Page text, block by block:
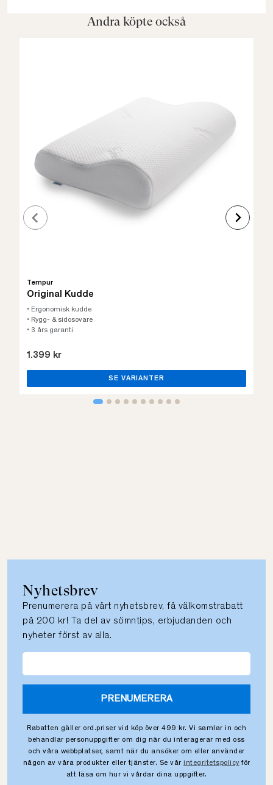
Andra köpte också
Tempur
Original Kudde
• Ergonomisk kudde
• Rygg- & sidosovare
• 3 års garanti
1.399 kr
SE VARIANTER
Nyhetsbrev
Prenumerera på vårt nyhetsbrev, få välkomstrabatt
på 200 kr! Ta del av sömntips, erbjudanden och
nyheter först av alla.
PRENUMERERA
Rabatten gäller ord.priser vid köp över 499 kr. Vi samlar in och
behandlar personuppgifter om dig när du interagerar med oss
och våra webbplatser, samt när du ansöker om eller använder
någon av våra produkter eller tjänster. Se vår integritetspolicy för
att läsa om hur vi vårdar dina uppgifter.